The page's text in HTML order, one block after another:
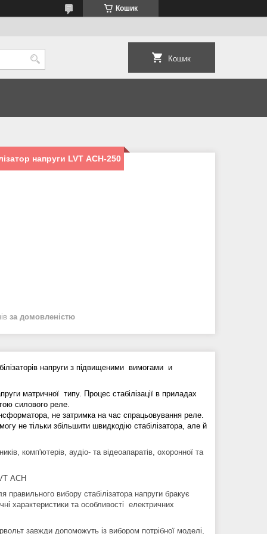
Кошик
Кошик
напруги LVT АСН-250
за домовленістю
напруги з підвищеними вимогами и
матричної типу. Процес стабілізації в приладах
силового реле.
не затримка на час спрацьовування реле.
не тільки збільшити швидкодію стабілізатора, але й
комп'ютерів, аудіо- та відеоапаратів, охоронної та
вибору стабілізатора напруги бракує
характеристики та особливості електричних
завжди допоможуть із вибором потрібної моделі,